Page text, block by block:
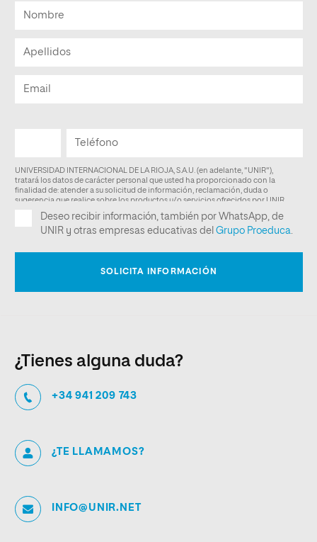
¿Tienes alguna duda?
+34 941 209 743
¿TE LLAMAMOS?
INFO@UNIR.NET